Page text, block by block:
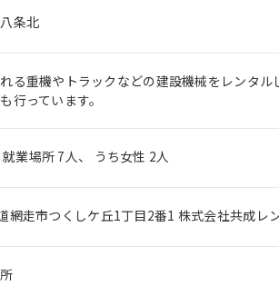
条北
る重機やトラックなどの建設機械をレンタ
行っています。
業場所 7人、 うち女性 2人
網走市つくしケ丘1丁目2番1 株式会社共成レ